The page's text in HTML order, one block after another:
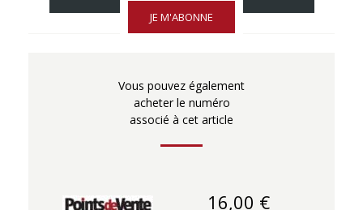
JE M'ABONNE
Vous pouvez également
acheter le numéro
associé à cet article
16,00 €